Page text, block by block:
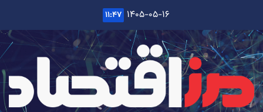
content
۱۴۰۵-۰۵-۱۶ ۱۱:۴۷